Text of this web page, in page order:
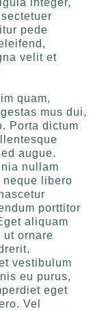
integer,
pede
velit et
quam,
mus dui,
Porta dictum
augue.
nullam
libero
porttitor
aliquam
ut ornare
vestibulum
eu purus,
eget
Vel